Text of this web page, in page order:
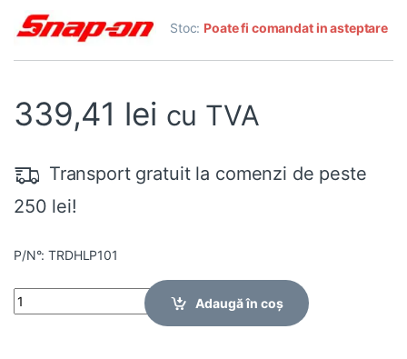
Stoc: Poate fi comandat in asteptare
339,41 lei cu TVA
Transport gratuit la comenzi de peste
250 lei!
P/N°: TRDHLP101
Quantity
Adaugă în coș